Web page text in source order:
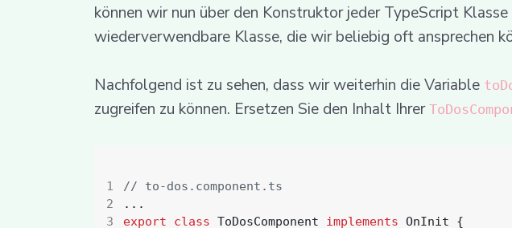
können wir nun über den Konstruktor jeder TypeScript
wiederverwendbare Klasse, die wir beliebig oft ansprechen
Nachfolgend ist zu sehen, dass wir weiterhin die Variable
zugreifen zu können. Ersetzen Sie den Inhalt Ihrer
...
export
class ToDosComponent implements OnInit {